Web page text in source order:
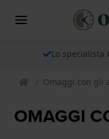
Lo specialista
Omaggi con gli
OMAGGI